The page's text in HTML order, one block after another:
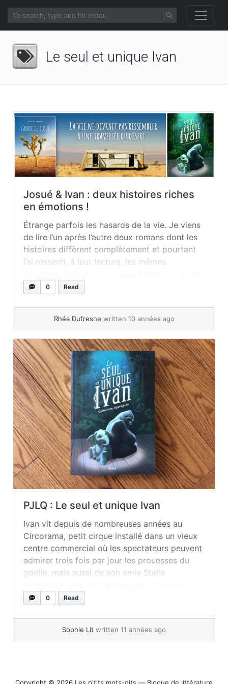
Le seul et unique Ivan
Josué & Ivan : deux histoires riches
en émotions !
Étrange parfois les hasards de la vie. Je viens
de lire l’un après l’autre deux romans dont les
histoires diffèrent complètement et pourtant
j’ai ressenti, à leur lecture, les mêmes
et Ivan le seul et unique? À priori rien du tout
read more
0 Read
Rhéa Dufresne written 10 années ago
PJLQ : Le seul et unique Ivan
Ivan vit depuis de nombreuses années au
Circorama, petit cirque installé dans un vieux
centre commercial où les spectateurs peuvent
admirer trois fois par jour les prouesses du
gorille, mais aussi de son amie Stella
quotidiennement les visites de Bob, le chien
0 Read
Sophie Lit written 11 années ago